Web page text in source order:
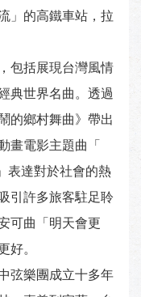
」的高鐵車站，拉
包括展現台灣風情
典世界名曲。透過
的鄉村舞曲》帶出
畫電影主題曲「
達對於社會的熱
引許多旅客駐足聆
可曲「明天會更
。
弦樂團成立十多年